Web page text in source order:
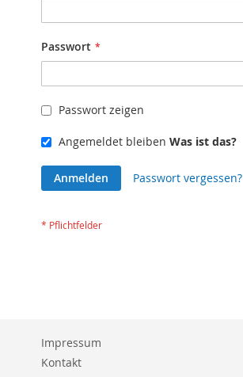
Passwort
Passwort zeigen
Angemeldet bleiben Was ist das?
Anmelden Passwort vergessen?
Impressum
Kontakt